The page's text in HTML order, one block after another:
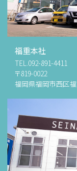
福重本社
TEL.092-891-4411
〒819-0022
福岡県福岡市西区